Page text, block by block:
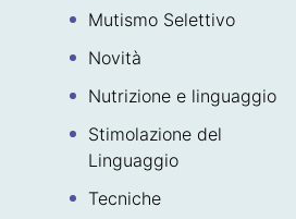
Mutismo Selettivo
Novità
Nutrizione e linguaggio
Stimolazione del
Linguaggio
Tecniche